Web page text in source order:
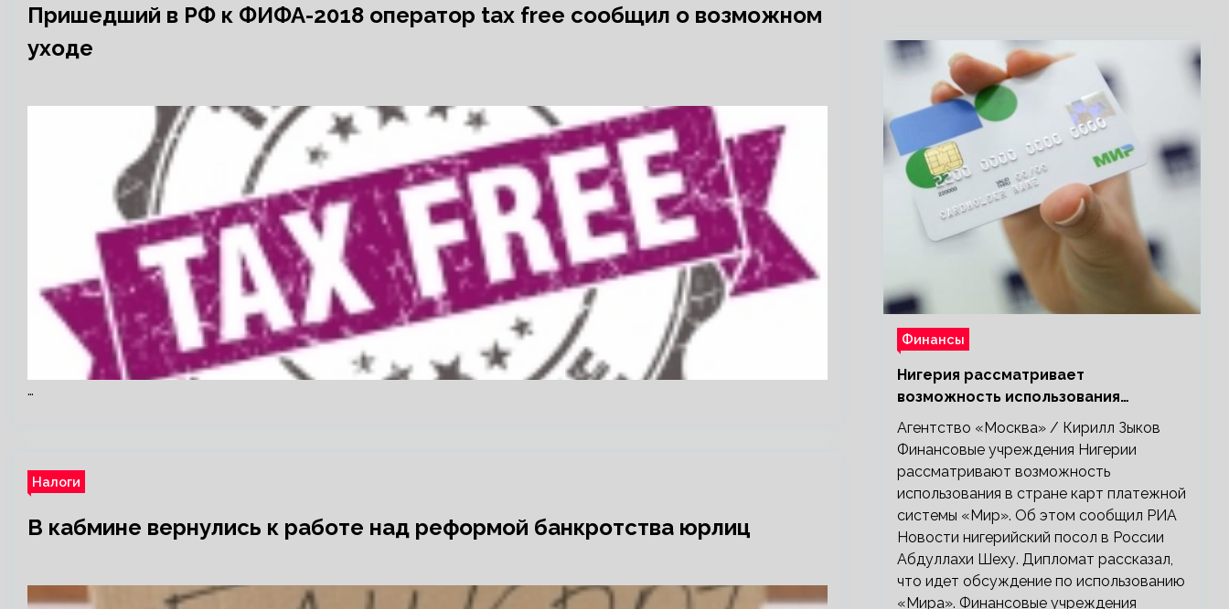
Пришедший в РФ к ФИФА-2018 оператор tax free сообщил о возможном
уходе
…
Налоги
В кабмине вернулись к работе над реформой банкротства юрлиц
Финансы
Нигерия рассматривает
возможность использования
платежной системы «Мир»
Агентство «Москва» / Кирилл Зыков
Финансовые учреждения Нигерии
рассматривают возможность
использования в стране карт платежной
системы «Мир». Об этом сообщил РИА
Новости нигерийский посол в России
Абдуллахи Шеху. Дипломат рассказал,
что идет обсуждение по использованию
«Мира». Финансовые учреждения